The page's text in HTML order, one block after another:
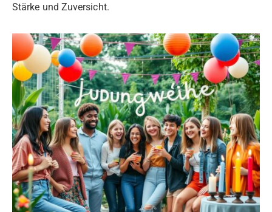
Stärke und Zuversicht.